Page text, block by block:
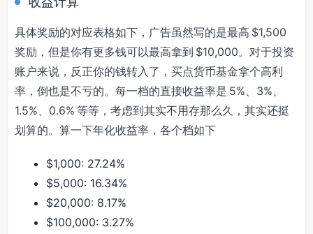
具体奖励的对应表格如下，广告虽然写的是最高 $1,500
奖励，但是你有更多钱可以最高拿到 $10,000。对于投资
账户来说，反正你的钱转入了，买点货币基金拿个高利
率，倒也是不亏的。每一档的直接收益率是 5%、3%、
1.5%、0.6% 等等，考虑到其实不用存那么久，其实还挺
划算的。算一下年化收益率，各个档如下
$1,000: 27.24%
$5,000: 16.34%
$20,000: 8.17%
$100,000: 3.27%